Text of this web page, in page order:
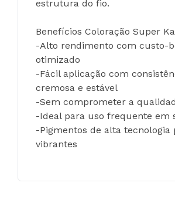
estrutura do fio.
Benefícios Coloração Super
-Alto rendimento com custo-
otimizado
-Fácil aplicação com
cremosa e estável
-Sem comprometer a
-Ideal para uso frequente em
-Pigmentos de alta tecnologia
vibrantes